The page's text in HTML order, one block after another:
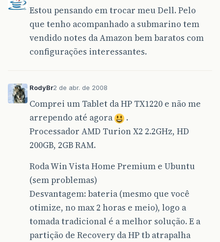
Estou pensando em trocar meu Dell. Pelo
que tenho acompanhado a submarino tem
vendido notes da Amazon bem baratos com
configurações interessantes.
RodyBr2 de abr. de 2008
Comprei um Tablet da HP TX1220 e não me
arrependo até agora
.
Processador AMD Turion X2 2.2GHz, HD
200GB, 2GB RAM.
Roda Win Vista Home Premium e Ubuntu
(sem problemas)
Desvantagem: bateria (mesmo que você
otimize, no max 2 horas e meio), logo a
tomada tradicional é a melhor solução. E a
partição de Recovery da HP tb atrapalha